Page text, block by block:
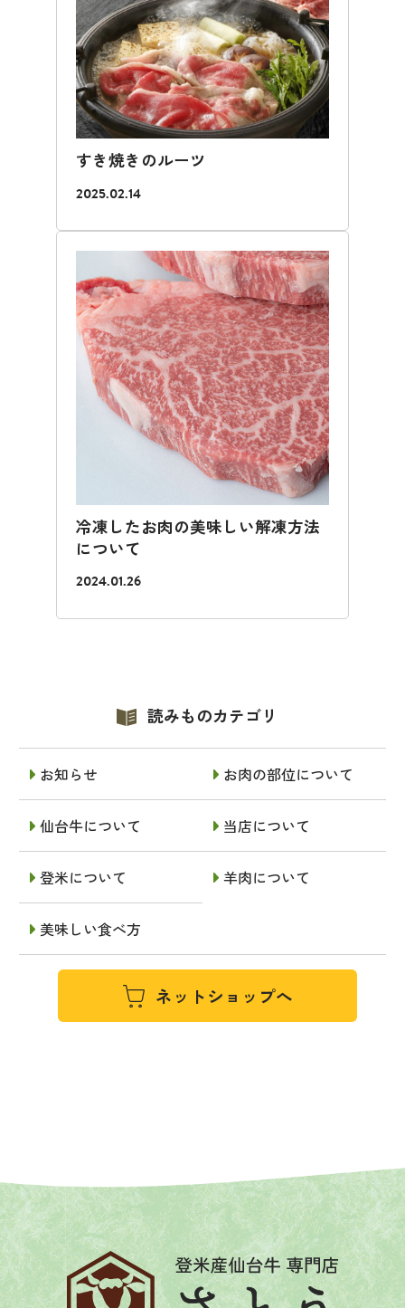
すき焼きのルーツ
2025.02.14
冷凍したお肉の美味しい解凍方法
について
2024.01.26
読みものカテゴリ
お知らせ お肉の部位について
仙台牛について 当店について
登米について 羊肉について
美味しい食べ方
ネットショップへ